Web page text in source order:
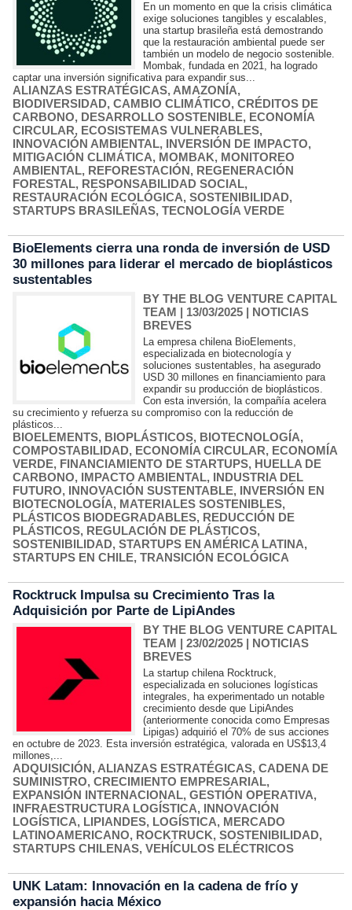
En un momento en que la crisis climática
exige soluciones tangibles y escalables,
una startup brasileña está demostrando
que la restauración ambiental puede ser
también un modelo de negocio sostenible.
Mombak, fundada en 2021, ha logrado
captar una inversión significativa para expandir sus...
ALIANZAS ESTRATÉGICAS, AMAZONÍA,
BIODIVERSIDAD, CAMBIO CLIMÁTICO, CRÉDITOS DE
CARBONO, DESARROLLO SOSTENIBLE, ECONOMÍA
CIRCULAR, ECOSISTEMAS VULNERABLES,
INNOVACIÓN AMBIENTAL, INVERSIÓN DE IMPACTO,
MITIGACIÓN CLIMÁTICA, MOMBAK, MONITOREO
AMBIENTAL, REFORESTACIÓN, REGENERACIÓN
FORESTAL, RESPONSABILIDAD SOCIAL,
RESTAURACIÓN ECOLÓGICA, SOSTENIBILIDAD,
STARTUPS BRASILEÑAS, TECNOLOGÍA VERDE
BioElements cierra una ronda de inversión de USD
30 millones para liderar el mercado de bioplásticos
sustentables
BY THE BLOG VENTURE CAPITAL
TEAM | 13/03/2025 | NOTICIAS
BREVES
La empresa chilena BioElements,
especializada en biotecnología y
soluciones sustentables, ha asegurado
USD 30 millones en financiamiento para
expandir su producción de bioplásticos.
Con esta inversión, la compañía acelera
su crecimiento y refuerza su compromiso con la reducción de
plásticos...
BIOELEMENTS, BIOPLÁSTICOS, BIOTECNOLOGÍA,
COMPOSTABILIDAD, ECONOMÍA CIRCULAR, ECONOMÍA
VERDE, FINANCIAMIENTO DE STARTUPS, HUELLA DE
CARBONO, IMPACTO AMBIENTAL, INDUSTRIA DEL
FUTURO, INNOVACIÓN SUSTENTABLE, INVERSIÓN EN
BIOTECNOLOGÍA, MATERIALES SOSTENIBLES,
PLÁSTICOS BIODEGRADABLES, REDUCCIÓN DE
PLÁSTICOS, REGULACIÓN DE PLÁSTICOS,
SOSTENIBILIDAD, STARTUPS EN AMÉRICA LATINA,
STARTUPS EN CHILE, TRANSICIÓN ECOLÓGICA
Rocktruck Impulsa su Crecimiento Tras la
Adquisición por Parte de LipiAndes
BY THE BLOG VENTURE CAPITAL
TEAM | 23/02/2025 | NOTICIAS
BREVES
La startup chilena Rocktruck,
especializada en soluciones logísticas
integrales, ha experimentado un notable
crecimiento desde que LipiAndes
(anteriormente conocida como Empresas
Lipigas) adquirió el 70% de sus acciones
en octubre de 2023. Esta inversión estratégica, valorada en US$13,4
millones,...
ADQUISICIÓN, ALIANZAS ESTRATÉGICAS, CADENA DE
SUMINISTRO, CRECIMIENTO EMPRESARIAL,
EXPANSIÓN INTERNACIONAL, GESTIÓN OPERATIVA,
INFRAESTRUCTURA LOGÍSTICA, INNOVACIÓN
LOGÍSTICA, LIPIANDES, LOGÍSTICA, MERCADO
LATINOAMERICANO, ROCKTRUCK, SOSTENIBILIDAD,
STARTUPS CHILENAS, VEHÍCULOS ELÉCTRICOS
UNK Latam: Innovación en la cadena de frío y
expansión hacia México